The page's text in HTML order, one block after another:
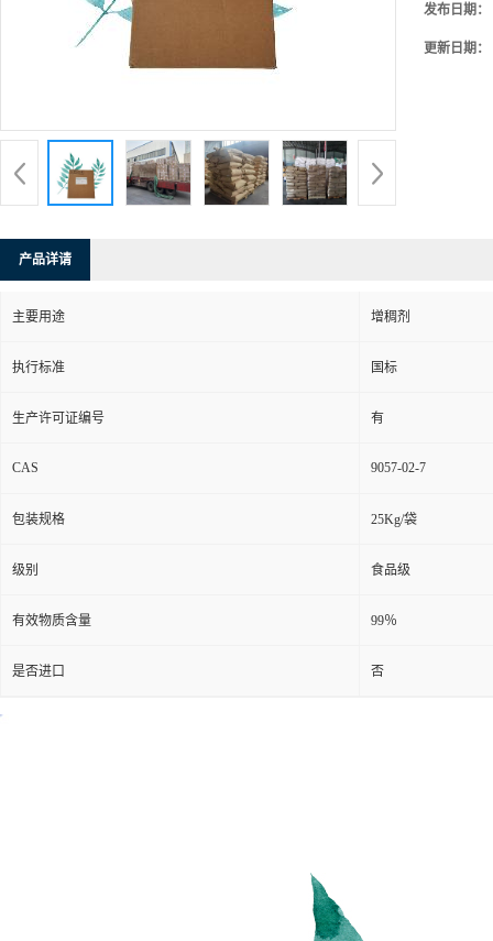
发布日期：
更新日期：
产品详请
主要用途 增稠剂
执行标准 国标
生产许可证编号 有
CAS 9057-02-7
包装规格 25Kg/袋
级别 食品级
有效物质含量 99％
是否进口 否